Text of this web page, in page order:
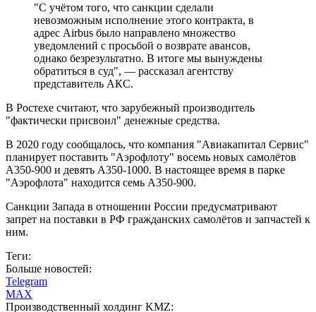
"С учётом того, что санкции сделали
невозможным исполнение этого контракта, в
адрес Airbus было направлено множество
уведомлений с просьбой о возврате авансов,
однако безрезультатно. В итоге мы вынуждены
обратиться в суд", — рассказал агентству
представитель АКС.
В Ростехе считают, что зарубежный производитель
"фактически присвоил" денежные средства.
В 2020 году сообщалось, что компания "Авиакапитал Сервис"
планирует поставить "Аэрофлоту" восемь новых самолётов
A350-900 и девять A350-1000. В настоящее время в парке
"Аэрофлота" находится семь A350-900.
Санкции Запада в отношении России предусматривают
запрет на поставки в РФ гражданских самолётов и запчастей к
ним.
Теги:
Больше новостей:
Telegram
MAX
Производственный холдинг KMZ: